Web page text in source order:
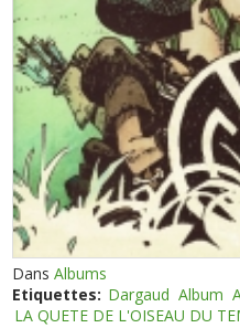
DansAlbums
Etiquettes: Dargaud Album
LA QUETE DE L'OISEAU DU